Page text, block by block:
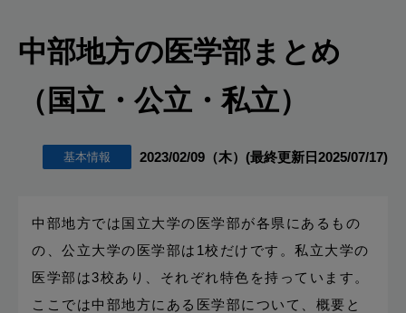
中部地方の医学部まとめ
（国立・公立・私立）
基本情報 2023/02/09（木） (最終更新日2025/07/17)
中部地方では国立大学の医学部が各県にあるもの
の、公立大学の医学部は1校だけです。私立大学の
医学部は3校あり、それぞれ特色を持っています。
ここでは中部地方にある医学部について、概要と